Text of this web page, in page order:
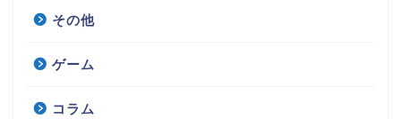
その他
ゲーム
コラム